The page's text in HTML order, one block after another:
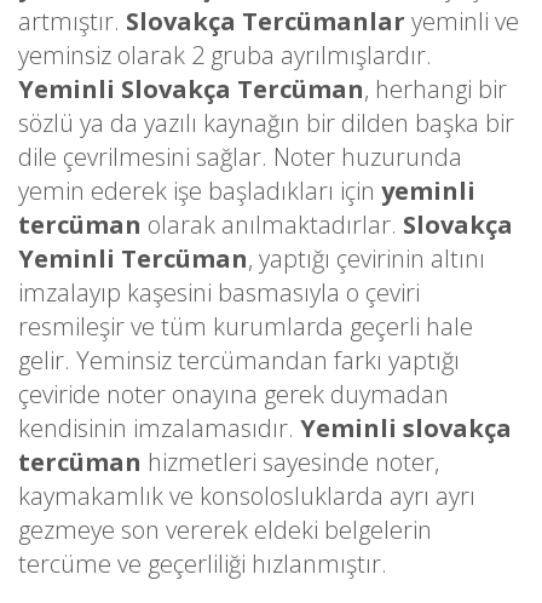
artmıştır. Slovakça Tercümanlar yeminli ve
yeminsiz olarak 2 gruba ayrılmışlardır.
Yeminli Slovakça Tercüman, herhangi bir
sözlü ya da yazılı kaynağın bir dilden başka bir
dile çevrilmesini sağlar. Noter huzurunda
yemin ederek işe başladıkları için yeminli
tercüman olarak anılmaktadırlar. Slovakça
Yeminli Tercüman, yaptığı çevirinin altını
imzalayıp kaşesini basmasıyla o çeviri
resmileşir ve tüm kurumlarda geçerli hale
gelir. Yeminsiz tercümandan farkı yaptığı
çeviride noter onayına gerek duymadan
kendisinin imzalamasıdır. Yeminli slovakça
tercüman hizmetleri sayesinde noter,
kaymakamlık ve konsolosluklarda ayrı ayrı
gezmeye son vererek eldeki belgelerin
tercüme ve geçerliliği hızlanmıştır.